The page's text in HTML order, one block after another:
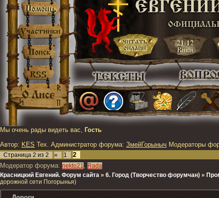
Мы очень рады видеть вас, Гость
Автор: KES Тех. Администратор форума: ЗмейГорыныч Модераторы
Страница 2 из 2 « 1
2
Модератор форума: nekto21, Rada
Красницкий Евгений. Форум сайта » 6. Город (Творчество форумчан) »
дорожной сети Погорынья)